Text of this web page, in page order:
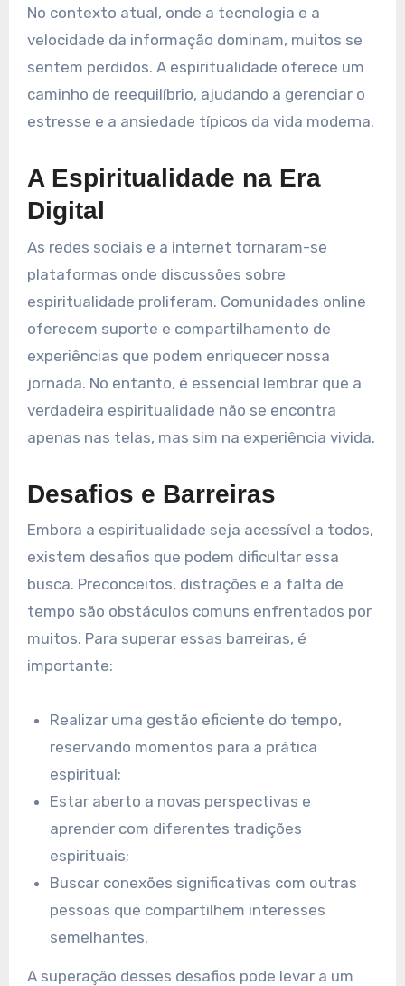
No contexto atual, onde a tecnologia e a
velocidade da informação dominam, muitos se
sentem perdidos. A espiritualidade oferece um
caminho de reequilíbrio, ajudando a gerenciar o
estresse e a ansiedade típicos da vida moderna.
A Espiritualidade na Era
Digital
As redes sociais e a internet tornaram-se
plataformas onde discussões sobre
espiritualidade proliferam. Comunidades online
oferecem suporte e compartilhamento de
experiências que podem enriquecer nossa
jornada. No entanto, é essencial lembrar que a
verdadeira espiritualidade não se encontra
apenas nas telas, mas sim na experiência vivida.
Desafios e Barreiras
Embora a espiritualidade seja acessível a todos,
existem desafios que podem dificultar essa
busca. Preconceitos, distrações e a falta de
tempo são obstáculos comuns enfrentados por
muitos. Para superar essas barreiras, é
importante:
Realizar uma gestão eficiente do tempo,
reservando momentos para a prática
espiritual;
Estar aberto a novas perspectivas e
aprender com diferentes tradições
espirituais;
Buscar conexões significativas com outras
pessoas que compartilhem interesses
semelhantes.
A superação desses desafios pode levar a um